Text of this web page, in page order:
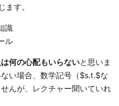
す。
識
ル
何の心配もいらないと思いま
い場合、数学記号（$s.t.$な
んが、レクチャー聞いていれ